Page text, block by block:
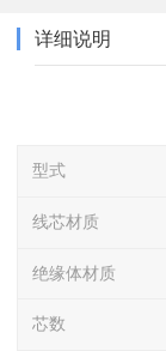
详细说明
型式
线芯材质
绝缘体材质
芯数